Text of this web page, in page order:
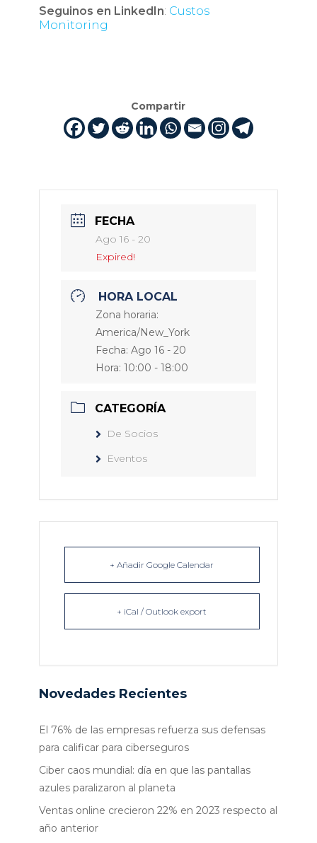
Seguinos en LinkedIn: Custos
Monitoring
Compartir
FECHA
Ago 16 - 20
Expired!
HORA LOCAL
Zona horaria:
America/New_York
Fecha: Ago 16 - 20
Hora: 10:00 - 18:00
CATEGORÍA
De Socios
Eventos
+ Añadir Google Calendar
+ iCal / Outlook export
Novedades Recientes
El 76% de las empresas refuerza sus defensas
para calificar para ciberseguros
Ciber caos mundial: día en que las pantallas
azules paralizaron al planeta
Ventas online crecieron 22% en 2023 respecto al
año anterior